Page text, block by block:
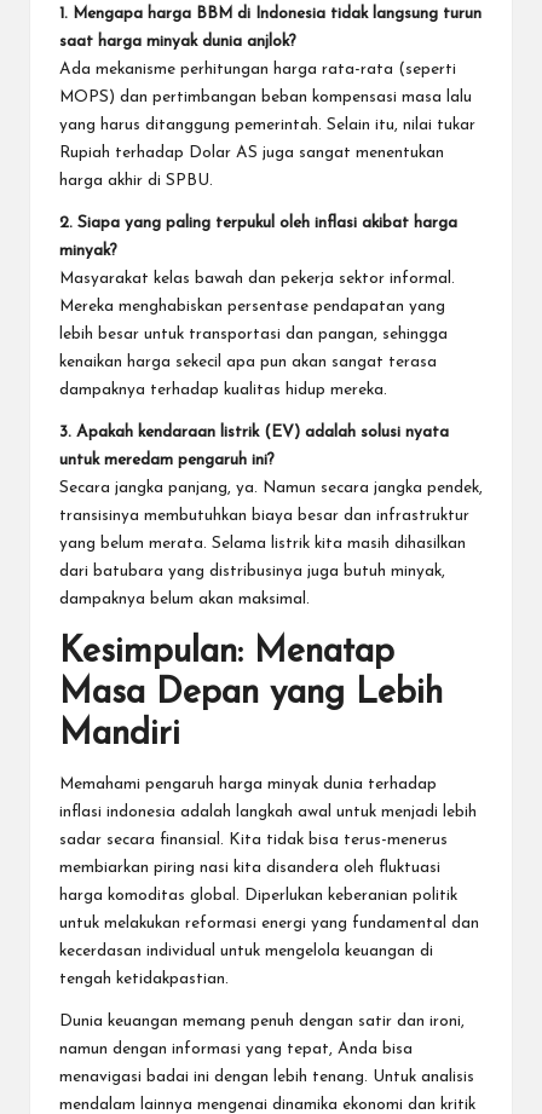
1. Mengapa harga BBM di Indonesia tidak langsung turun
saat harga minyak dunia anjlok?
Ada mekanisme perhitungan harga rata-rata (seperti
MOPS) dan pertimbangan beban kompensasi masa lalu
yang harus ditanggung pemerintah. Selain itu, nilai tukar
Rupiah terhadap Dolar AS juga sangat menentukan
harga akhir di SPBU.
2. Siapa yang paling terpukul oleh inflasi akibat harga
minyak?
Masyarakat kelas bawah dan pekerja sektor informal.
Mereka menghabiskan persentase pendapatan yang
lebih besar untuk transportasi dan pangan, sehingga
kenaikan harga sekecil apa pun akan sangat terasa
dampaknya terhadap kualitas hidup mereka.
3. Apakah kendaraan listrik (EV) adalah solusi nyata
untuk meredam pengaruh ini?
Secara jangka panjang, ya. Namun secara jangka pendek,
transisinya membutuhkan biaya besar dan infrastruktur
yang belum merata. Selama listrik kita masih dihasilkan
dari batubara yang distribusinya juga butuh minyak,
dampaknya belum akan maksimal.
Kesimpulan: Menatap
Masa Depan yang Lebih
Mandiri
Memahami pengaruh harga minyak dunia terhadap
inflasi indonesia adalah langkah awal untuk menjadi lebih
sadar secara finansial. Kita tidak bisa terus-menerus
membiarkan piring nasi kita disandera oleh fluktuasi
harga komoditas global. Diperlukan keberanian politik
untuk melakukan reformasi energi yang fundamental dan
kecerdasan individual untuk mengelola keuangan di
tengah ketidakpastian.
Dunia keuangan memang penuh dengan satir dan ironi,
namun dengan informasi yang tepat, Anda bisa
menavigasi badai ini dengan lebih tenang. Untuk analisis
mendalam lainnya mengenai dinamika ekonomi dan kritik